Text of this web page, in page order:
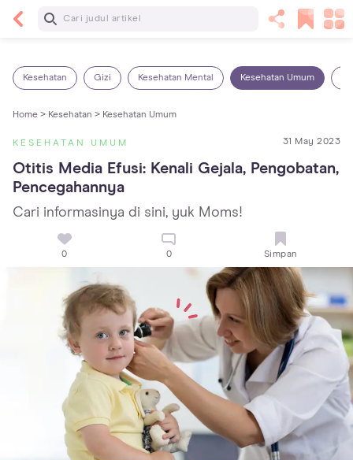
Baca Selanjutnya
Kesehatan Gizi Kesehatan Mental Kesehatan Umum
Home > Kesehatan > Kesehatan Umum
KESEHATAN UMUM 31 May 2023
Otitis Media Efusi: Kenali Gejala, Pengobatan,
Pencegahannya
Cari informasinya di sini, yuk Moms!
0 0 Simpan